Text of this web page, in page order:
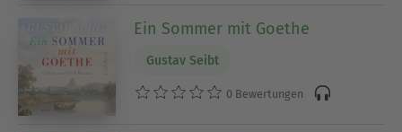
Ein Sommer mit Goethe
Gustav Seibt
0 Bewertungen